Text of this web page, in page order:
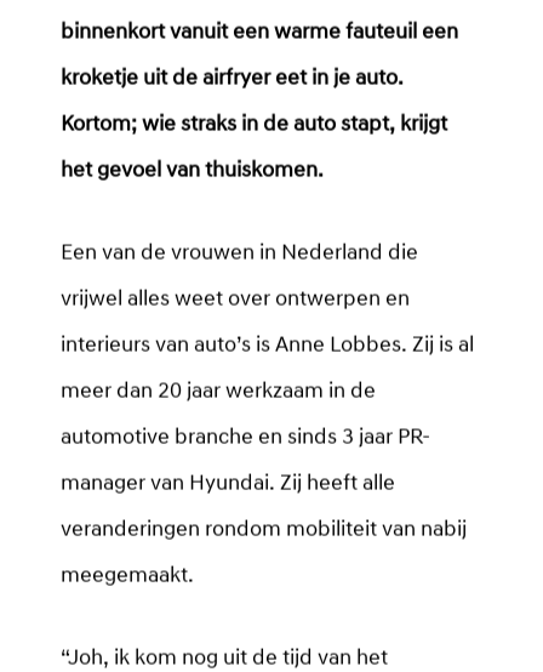
binnenkort vanuit een warme fauteuil een
kroketje uit de airfryer eet in je auto.
Kortom; wie straks in de auto stapt, krijgt
het gevoel van thuiskomen.
Een van de vrouwen in Nederland die
vrijwel alles weet over ontwerpen en
interieurs van auto’s is Anne Lobbes. Zij is al
meer dan 20 jaar werkzaam in de
automotive branche en sinds 3 jaar PR-
manager van Hyundai. Zij heeft alle
veranderingen rondom mobiliteit van nabij
meegemaakt.
“Joh, ik kom nog uit de tijd van het